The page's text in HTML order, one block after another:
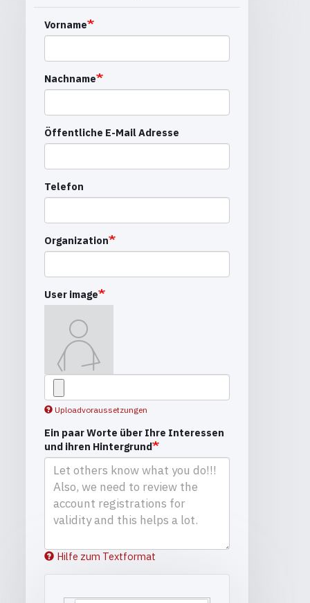
Vorname
Nachname
Öffentliche E-Mail Adresse
Telefon
Organization
User image
Uploadvoraussetzungen
Ein paar Worte über Ihre Interessen
und ihren Hintergrund
Hilfe zum Textformat